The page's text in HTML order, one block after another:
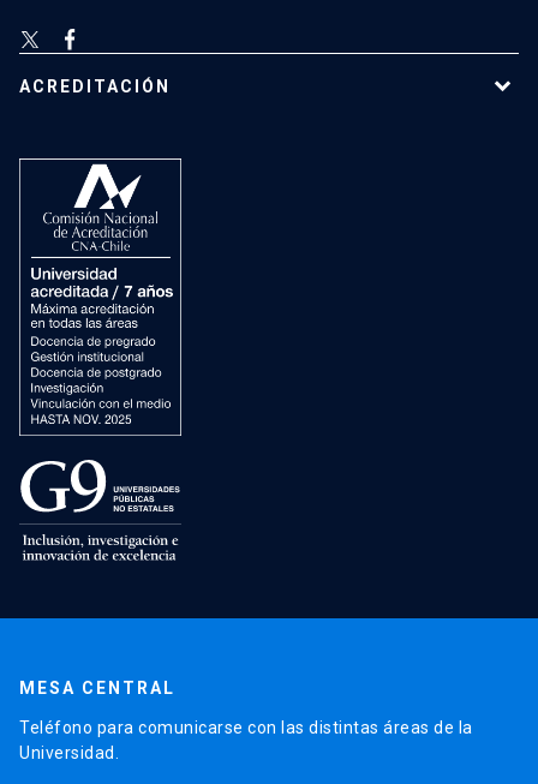
ACREDITACIÓN
MESA CENTRAL
Teléfono para comunicarse con las distintas áreas de la
Universidad.